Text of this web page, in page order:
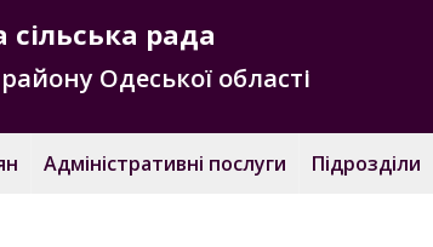
сільська рада
району Одеської області
Адміністративні послуги Підрозділи